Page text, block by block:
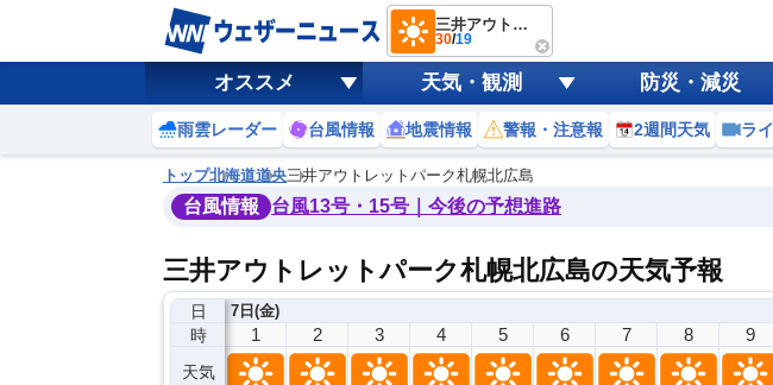
三井アウトレットパーク札幌北広島
30/19
オススメ 天気・観測 防災・減災
雨雲レーダー 台風情報 地震情報 警報・注意報 2週間天気 ラ
トップ北海道道央三井アウトレットパーク札幌北広島
台風情報 台風13号・15号｜今後の予想進路
三井アウトレットパーク札幌北広島の天気予報
日
時
天気
7日(金)
0 1 2 3 4 5 6 7 8 9